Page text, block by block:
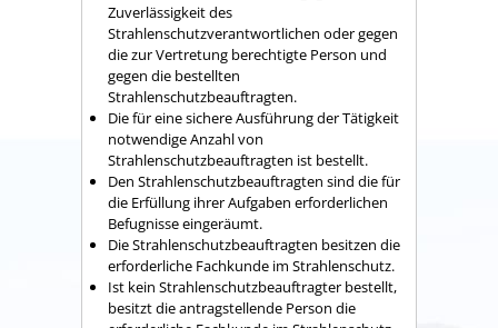
Zuverlässigkeit des
Strahlenschutzverantwortlichen oder gegen
die zur Vertretung berechtigte Person und
gegen die bestellten
Strahlenschutzbeauftragten.
Die für eine sichere Ausführung der Tätigkeit
notwendige Anzahl von
Strahlenschutzbeauftragten ist bestellt.
Den Strahlenschutzbeauftragten sind die für
die Erfüllung ihrer Aufgaben erforderlichen
Befugnisse eingeräumt.
Die Strahlenschutzbeauftragten besitzen die
erforderliche Fachkunde im Strahlenschutz.
Ist kein Strahlenschutzbeauftragter bestellt,
besitzt die antragstellende Person die